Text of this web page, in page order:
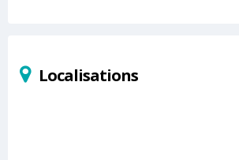
Localisations